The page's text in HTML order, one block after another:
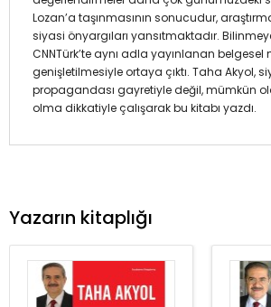
Lozan’a taşınmasının sonucudur,
siyasi önyargıları yansıtmaktadır.
CNNTürk’te aynı adla yayınlanan belgesel
genişletilmesiyle ortaya çıktı. Taha Akyol,
propagandası gayretiyle değil, mümkün
olma dikkatiyle çalışarak bu kitabı yazdı.
Yazarın kitaplığı